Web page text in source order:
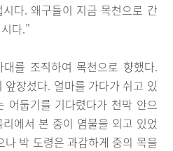
다. 왜구들이 지금 목천으로 간
다.”
를 조직하여 목천으로 향했다.
장섰다. 얼마를 가다가 쉬고 있
어둡기를 기다렸다가 천막 안으
에서 본 중이 염불을 외고 있었
박 도령은 과감하게 중의 목을